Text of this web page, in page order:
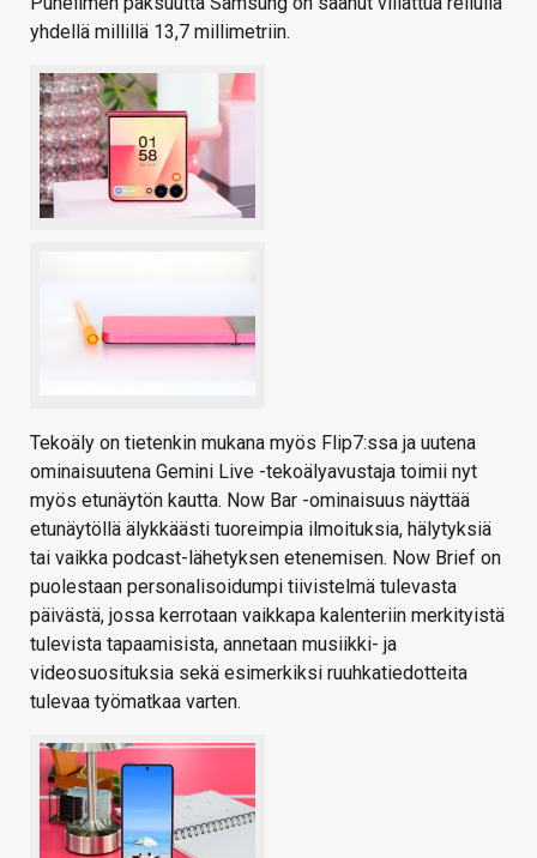
yhdellä millillä 13,7 millimetriin.
Tekoäly on tietenkin mukana myös Flip7:ssa ja uutena
ominaisuutena Gemini Live -tekoälyavustaja toimii nyt
myös etunäytön kautta. Now Bar -ominaisuus näyttää
etunäytöllä älykkäästi tuoreimpia ilmoituksia, hälytyksiä
tai vaikka podcast-lähetyksen etenemisen. Now Brief on
puolestaan personalisoidumpi tiivistelmä tulevasta
päivästä, jossa kerrotaan vaikkapa kalenteriin merkityistä
tulevista tapaamisista, annetaan musiikki- ja
videosuosituksia sekä esimerkiksi ruuhkatiedotteita
tulevaa työmatkaa varten.